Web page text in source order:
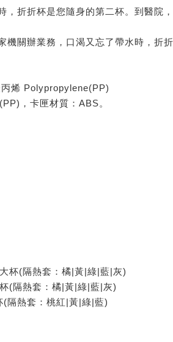
，折折杯是您隨身的第二杯。到醫
關辦業務，口渴又忘了帶水時，折
烯 Polypropylene(PP)
，卡匣材質：ABS。
杯(隔熱套：橘|黃|綠|藍|灰)
(隔熱套：橘|黃|綠|藍|灰)
隔熱套：桃紅|黃|綠|藍)